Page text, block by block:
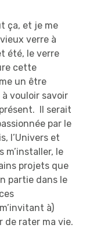
ça, et je me
verre à
été, le verre
cette
un être
vouloir savoir
Il serait
par le
l’Univers et
m’installer, le
projets que
partie dans le
à)
de rater ma vie.